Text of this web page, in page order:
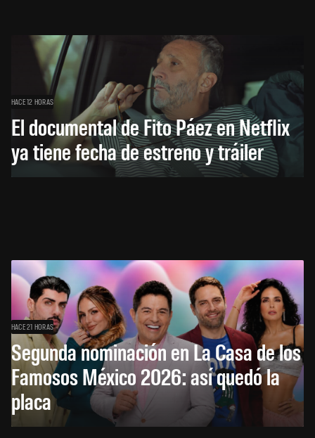
HACE 12 HORAS
El documental de Fito Páez en Netflix
ya tiene fecha de estreno y tráiler
HACE 21 HORAS
Segunda nominación en La Casa de los
Famosos México 2026: así quedó la
placa